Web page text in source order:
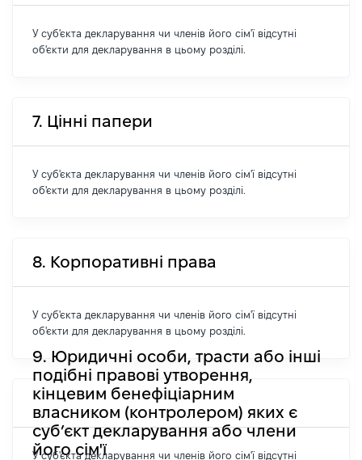
У суб'єкта декларування чи членів його сім'ї відсутні
об'єкти для декларування в цьому розділі.
7. Цінні папери
У суб'єкта декларування чи членів його сім'ї відсутні
об'єкти для декларування в цьому розділі.
8. Корпоративні права
У суб'єкта декларування чи членів його сім'ї відсутні
об'єкти для декларування в цьому розділі.
9. Юридичні особи, трасти або інші
подібні правові утворення,
кінцевим бенефіціарним
власником (контролером) яких є
суб’єкт декларування або члени
його сім'ї
У суб'єкта декларування чи членів його сім'ї відсутні